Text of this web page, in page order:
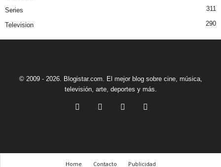
Series 311
Television 290
© 2009 - 2026. Blogistar.com. El mejor blog sobre cine, música,
televisión, arte, deportes y más.
Home Contacto Publicidad